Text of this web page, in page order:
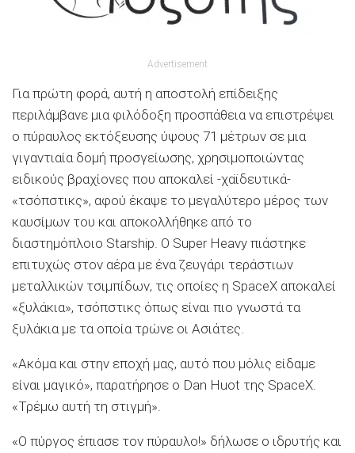
Advertisement
Για πρώτη φορά, αυτή η αποστολή επίδειξης
περιλάμβανε μια φιλόδοξη προσπάθεια να επιστρέψει
ο πύραυλος εκτόξευσης ύψους 71 μέτρων σε μια
γιγαντιαία δομή προσγείωσης, χρησιμοποιώντας
ειδικούς βραχίονες που αποκαλεί -χαϊδευτικά-
«τσόπστικς», αφού έκαψε το μεγαλύτερο μέρος των
καυσίμων του και αποκολλήθηκε από το
διαστημόπλοιο Starship. Ο Super Heavy πιάστηκε
επιτυχώς στον αέρα με ένα ζευγάρι τεράστιων
μεταλλικών τσιμπίδων, τις οποίες η SpaceX αποκαλεί
«ξυλάκια», τσόπστικς όπως είναι πιο γνωστά τα
ξυλάκια με τα οποία τρώνε οι Ασιάτες.
«Ακόμα και στην εποχή μας, αυτό που μόλις είδαμε
είναι μαγικό», παρατήρησε ο Dan Huot της SpaceX.
«Τρέμω αυτή τη στιγμή».
«Ο πύργος έπιασε τον πύραυλο!» δήλωσε ο ιδρυτής και